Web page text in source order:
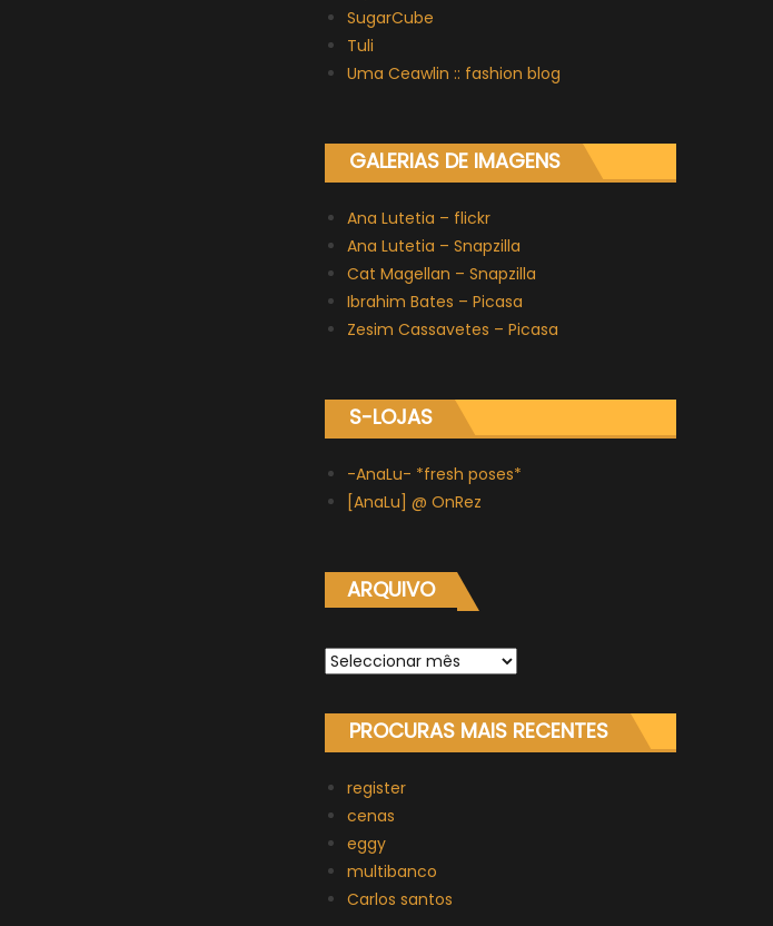
SugarCube
Tuli
Uma Ceawlin :: fashion blog
GALERIAS DE IMAGENS
Ana Lutetia – flickr
Ana Lutetia – Snapzilla
Cat Magellan – Snapzilla
Ibrahim Bates – Picasa
Zesim Cassavetes – Picasa
S-LOJAS
-AnaLu- *fresh poses*
[AnaLu] @ OnRez
ARQUIVO
Arquivo
PROCURAS MAIS RECENTES
register
cenas
eggy
multibanco
Carlos santos